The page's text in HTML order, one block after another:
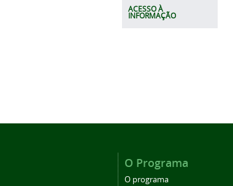
ACESSO À
INFORMAÇÃO
O Programa
O programa